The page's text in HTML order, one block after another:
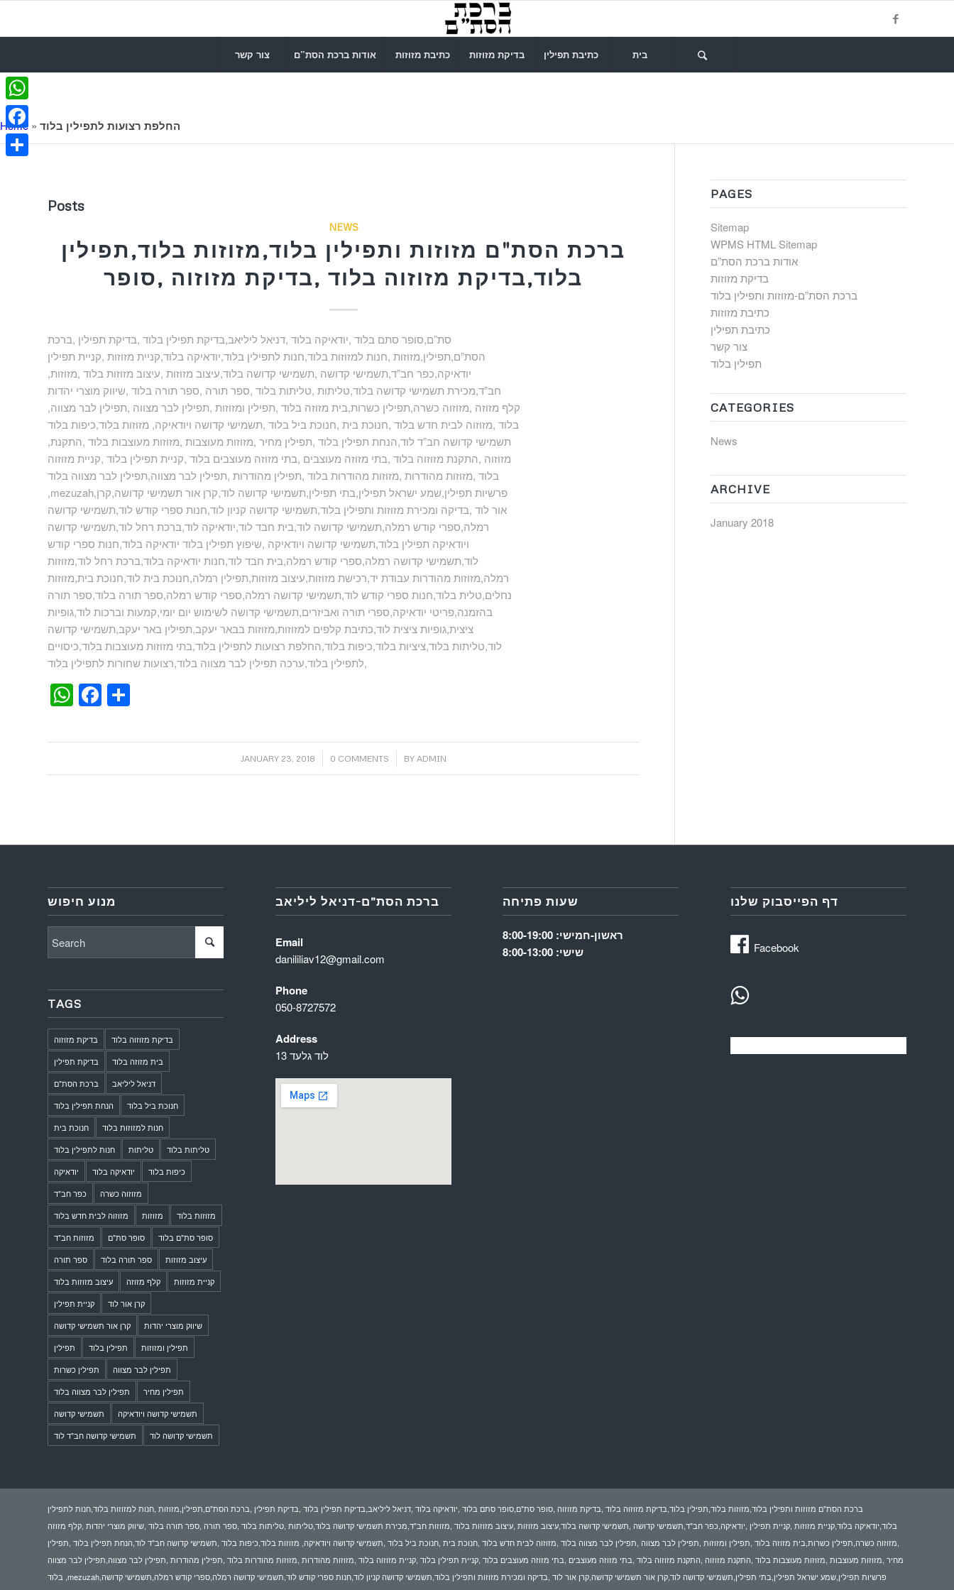
צור קשר אודות ברכת הסת”ם כתיבת מזוזות בדיקת מזוזות כתיבת תפילין בית
Home » החלפת רצועות לתפילין בלוד
Posts
NEWS
ברכת הסת"ם מזוזות ותפילין בלוד,מזוזות בלוד,תפילין
בלוד,בדיקת מזוזוה בלוד ,בדיקת מזוזוה ,סופר
סת”ם,סופר סתם בלוד ,יודאיקה בלוד ,דניאל ליליאב,בדיקת תפילין בלוד ,בדיקת תפילין ,ברכת
הסת”ם,תפילין,מזוזות ,חנות למזוזות בלוד,חנות לתפילין בלוד,יודאיקה בלוד,קניית מזוזות ,קניית תפילין
,יודאיקה,כפר חב”ד,תשמישי קדושה ,תשמישי קדושה בלוד,עיצוב מזוזות ,עיצוב מזוזות בלוד ,מזוזות
חב”ד,מכירת תשמישי קדושה בלוד,טליתות ,טליתות בלוד ,ספר תורה ,ספר תורה בלוד ,שיווק מוצרי יהדות
,קלף מזוזה ,מזוזוה כשרה,תפילין כשרות,בית מזוזה בלוד ,תפילין ומזוזות ,תפילין לבר מצווה ,תפילין לבר מצווה
בלוד ,מזוזוה לבית חדש בלוד ,חנוכת בית ,חנוכת ביל בלוד ,תשמישי קדושה ויודאיקה, מזוזות בלוד,כיפות בלוד
,תשמישי קדושה חב”ד לוד,הנחת תפילין בלוד ,תפילין מחיר ,מזוזות מעוצבות ,מזוזות מעוצבות בלוד ,התקנת
מזוזוה ,התקנת מזוזוה בלוד ,בתי מזוזה מעוצבים ,בתי מזוזה מעוצבים בלוד ,קניית תפילין בלוד ,קניית מזוזוה
בלוד ,מזוזות מהודרות ,מזוזות מהודרות בלוד ,תפילין מהודרות ,תפילין לבר מצווה,תפילין לבר מצווה בלוד
,mezuzah,פרשיות תפילין,שמע ישראל תפילין,בתי תפילין,תשמישי קדושה לוד,קרן אור תשמישי קדושה,קרן
אור לוד ,בדיקה ומכירת מזוזות ותפילין בלוד,תשמישי קדושה קניון לוד,חנות ספרי קודש לוד,תשמישי קדושה
רמלה,ספרי קודש רמלה,תשמישי קדושה לוד,בית חבד לוד,יודאיקה לוד,ברכת רחל לוד,תשמישי קדושה
ויודאיקה תפילין בלוד,תשמישי קדושה ויודאיקה ,שיפוץ תפילין בלוד יודאיקה בלוד,חנות ספרי קודש
לוד,תשמישי קדושה רמלה,ספרי קודש רמלה,בית חבד לוד,חנות יודאיקה בלוד,ברכת רחל לוד,מזוזות
רמלה,מזוזות מהודרות עבודת יד,רכישת מזוזות,עיצוב מזוזות,תפילין רמלה,חנוכת בית לוד,חנוכת בית,מזוזות
נחלים,טלית בלוד,חנות ספרי קודש לוד,תשמישי קדושה רמלה,ספרי קודש רמלה,ספר תורה בלוד,ספר תורה
בהזמנה,פריטי יודאיקה,ספרי תורה ואביזרים,תשמישי קדושה לשימוש יום יומי,קמעות וברכות לוד,גופיות
ציצית,גופיות ציצית לוד,כתיבת קלפים למזוזות,מזוזות בבאר יעקב,תפילין באר יעקב,תשמישי קדושה
לוד,טליתות בלוד,ציציות בלוד,כיפות בלוד,החלפת רצועות לתפילין בלוד,בתי מזוזות מעוצבות בלוד,כיסויים
לתפילין בלוד,ערכה תפילין לבר מצווה בלוד,רצועות שחורות לתפילין בלוד,
WhatsApp
Facebook
JANUARY 23, 2018
/ 0 COMMENTS
/ BY ADMIN
PAGES
Sitemap
WPMS HTML Sitemap
אודות ברכת הסת”ם
בדיקת מזוזות
ברכת הסת”ם-מזוזות ותפילין בלוד
כתיבת מזוזות
כתיבת תפילין
צור קשר
תפילין בלוד
CATEGORIES
News
ARCHIVE
January 2018
מנוע חיפוש
TAGS
בדיקת מזוזוה
בדיקת מזוזוה בלוד
בדיקת תפילין
בית מזוזה בלוד
ברכת הסת"ם
דניאל ליליאב
הנחת תפילין בלוד
חנוכת ביל בלוד
חנוכת בית
חנות למזוזות בלוד
חנות לתפילין בלוד
טליתות
טליתות בלוד
יודאיקה
יודאיקה בלוד
כיפות בלוד
כפר חב"ד
מזוזוה כשרה
מזוזוה לבית חדש בלוד
מזוזות
מזוזות בלוד
מזוזות חב"ד
סופר סת"ם
סופר סת"ם בלוד
ספר תורה
ספר תורה בלוד
עיצוב מזוזות
עיצוב מזוזות בלוד
קלף מזוזה
קניית מזוזות
קניית תפילין
קרן אור לוד
קרן אור תשמישי קדושה
שיווק מוצרי יהדות
תפילין
תפילין בלוד
תפילין ומזוזות
תפילין כשרות
תפילין לבר מצווה
תפילין לבר מצווה בלוד
תפילין מחיר
תשמישי קדושה
תשמישי קדושה ויודאיקה
תשמישי קדושה חב"ד לוד
תשמישי קדושה לוד
ברכת הסת”ם-דניאל ליליאב
Email
danililiav12@gmail.com
Phone
050-8727572
Address
לוד גלעד 13
שעות פתיחה
ראשון-חמישי: 8:00-19:00
שישי: 8:00-13:00
דף הפייסבוק שלנו
Facebook
ברכת הסת"ם מזוזות ותפילין בלוד,מזוזות בלוד,תפילין בלוד,בדיקת מזוזוה בלוד ,בדיקת מזוזוה ,סופר סת"ם,סופר סתם בלוד ,יודאיקה בלוד ,דניאל ליליאב,בדיקת תפילין בלוד ,בדיקת תפילין ,ברכת הסת"ם,תפילין,מזוזות ,חנות למזוזות בלוד,חנות לתפילין
בלוד,יודאיקה בלוד,קניית מזוזות ,קניית תפילין ,יודאיקה,כפר חב"ד,תשמישי קדושה ,תשמישי קדושה בלוד,עיצוב מזוזות ,עיצוב מזוזות בלוד ,מזוזות חב"ד,מכירת תשמישי קדושה בלוד,טליתות ,טליתות בלוד ,ספר תורה ,ספר תורה בלוד ,שיווק מוצרי יהדות ,קלף מזוזה
,מזוזוה כשרה,תפילין כשרות,בית מזוזה בלוד ,תפילין ומזוזות ,תפילין לבר מצווה ,תפילין לבר מצווה בלוד ,מזוזוה לבית חדש בלוד ,חנוכת בית ,חנוכת ביל בלוד ,תשמישי קדושה ויודאיקה, מזוזות בלוד,כיפות בלוד ,תשמישי קדושה חב"ד לוד,הנחת תפילין בלוד ,תפילין
מחיר ,מזוזות מעוצבות ,מזוזות מעוצבות בלוד ,התקנת מזוזוה ,התקנת מזוזוה בלוד ,בתי מזוזה מעוצבים ,בתי מזוזה מעוצבים בלוד ,קניית תפילין בלוד ,קניית מזוזוה בלוד ,מזוזות מהודרות ,מזוזות מהודרות בלוד ,תפילין מהודרות ,תפילין לבר מצווה,תפילין לבר מצווה
בלוד ,mezuzah,פרשיות תפילין,שמע ישראל תפילין,בתי תפילין,תשמישי קדושה לוד,קרן אור תשמישי קדושה,קרן אור לוד ,בדיקה ומכירת מזוזות ותפילין בלוד,תשמישי קדושה קניון לוד,חנות ספרי קודש לוד,תשמישי קדושה רמלה,ספרי קודש רמלה,תשמישי קדושה
WhatsApp
Facebook